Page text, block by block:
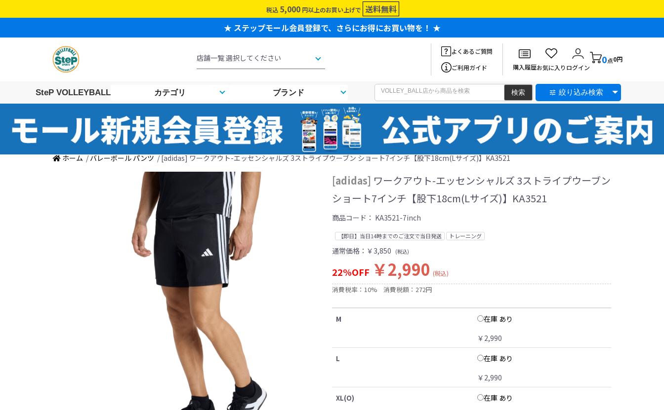
税込 5,000 円以上のお買い上げで 送料無料
★ ステップモール会員登録で、さらにお得にお買い物を！ ★
よくあるご質問
ご利用ガイド
購入履歴お気に入りログイン
0点0円
SteP VOLLEYBALL カテゴリ ブランド 絞り込み検索
ホーム / バレーボール パンツ / [adidas] ワークアウト-エッセンシャルズ 3ストライプウーブン ショート7インチ【股下18cm(Lサイズ)】KA3521
[adidas] ワークアウト-エッセンシャルズ 3ストライプウーブン
ショート7インチ【股下18cm(Lサイズ)】KA3521
商品コード： KA3521-7inch
【即日】当日14時までのご注文で当日発送 トレーニング
通常価格： ￥3,850 (税込)
22%OFF ￥2,990 (税込)
消費税率：10% 消費税額：272円
M
在庫 あり
￥2,990
L
在庫 あり
￥2,990
XL(O)
在庫 あり